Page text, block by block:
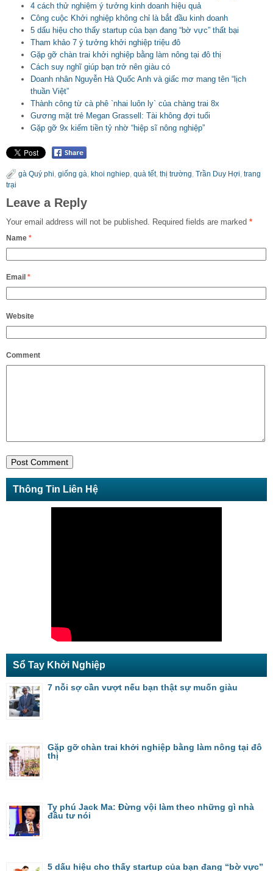
4 cách thử nghiệm ý tưởng kinh doanh hiệu quả
Công cuộc Khởi nghiệp không chỉ là bắt đầu kinh doanh
5 dấu hiệu cho thấy startup của bạn đang “bờ vực” thất bại
Tham khảo 7 ý tưởng khởi nghiệp triệu đô
Gặp gỡ chàn trai khởi nghiệp bằng làm nông tại đô thị
Cách suy nghĩ giúp bạn trở nên giàu có
Doanh nhân Nguyễn Hà Quốc Anh và giấc mơ mang tên “lịch
thuần Việt”
Thành công từ cà phê `nhai luôn ly` của chàng trai 8x
Gương mặt trẻ Megan Grassell: Tài không đợi tuổi
Gặp gỡ 9x kiếm tiền tỷ nhờ “hiệp sĩ nông nghiệp”
gà Quý phi giống gà khoi nghiep quà tết, thị trường Trần Duy Hợi trang
trại
Leave a Reply
Your email address will not be published. Required fields are marked *
Name *
Email *
Website
Comment
Thông Tin Liên Hệ
Sổ Tay Khởi Nghiệp
7 nỗi sợ cần vượt nếu bạn thật sự muốn giàu
Gặp gỡ chàn trai khởi nghiệp bằng làm nông tại đô
thị
Ty phú Jack Ma: Đừng vội làm theo những gì nhà
đầu tư nói
5 dấu hiệu cho thấy startup của bạn đang “bờ vực”